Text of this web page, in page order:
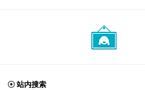
☉ 站内搜索